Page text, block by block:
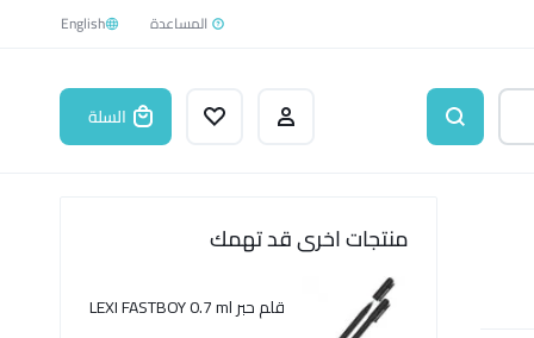
English
السلة
منتجات اخرى قد تهمك
قلم حبر LEXI FASTBOY 0.7 ml